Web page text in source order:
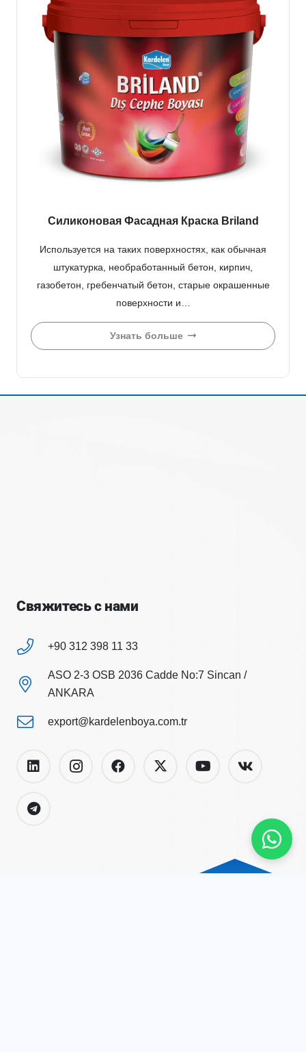
Силиконовая Фасадная Краска Briland
Используется на таких поверхностях, как обычная
штукатурка, необработанный бетон, кирпич,
газобетон, гребенчатый бетон, старые окрашенные
поверхности и…
Узнать больше
Свяжитесь с нами
+90 312 398 11 33
ASO 2-3 OSB 2036 Cadde No:7 Sincan /
ANKARA
export@kardelenboya.com.tr